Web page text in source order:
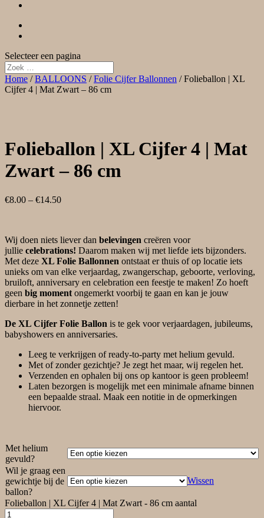
Selecteer een pagina
Home /BALLOONS /Folie Cijfer Ballonnen / Folieballon | XL
Cijfer 4 | Mat Zwart – 86 cm
Folieballon | XL Cijfer 4 | Mat
Zwart – 86 cm
€8.00 – €14.50
Wij doen niets liever dan belevingen creëren voor
jullie celebrations! Daarom maken wij met liefde iets bijzonders.
Met deze XL Folie Ballonnen ontstaat er thuis of op locatie iets
unieks om van elke verjaardag, zwangerschap, geboorte, verloving,
bruiloft, anniversary en celebration een feestje te maken! Zo hoeft
geen big moment ongemerkt voorbij te gaan en kan je jouw
dierbare in het zonnetje zetten!
De XL Cijfer Folie Ballon is te gek voor verjaardagen, jubileums,
babyshowers en anniversaries.
Leeg te verkrijgen of ready-to-party met helium gevuld.
Met of zonder gezichtje? Je zegt het maar, wij regelen het.
Verzenden en ophalen bij ons op kantoor is geen probleem!
Laten bezorgen is mogelijk met een minimale afname binnen
een bepaalde straal. Maak een notitie in de opmerkingen
hiervoor.
Met helium
gevuld?
Wil je graag een
gewichtje bij de
ballon?
Wissen
Folieballon | XL Cijfer 4 | Mat Zwart - 86 cm aantal